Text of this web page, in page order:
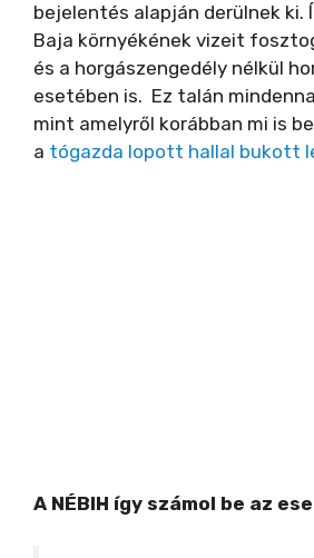
bejelentés alapján derülnek ki.
Baja környékének vizeit
és a horgászengedély nélkül
esetében is. Ez talán
mint amelyről korábban mi is
a tógazda lopott hallal bukott
A NÉBIH így számol be az